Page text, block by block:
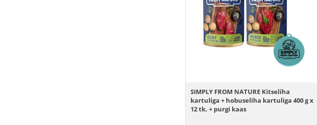
SIMPLY FROM NATURE Kitseliha
kartuliga + hobuseliha kartuliga 400 g x
12 tk. + purgi kaas